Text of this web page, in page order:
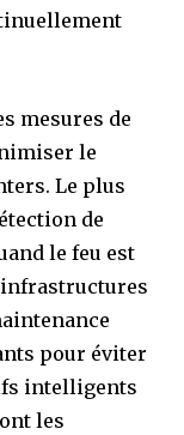
mesures de
le
Le plus
de
le feu est
infrastructures
pour éviter
intelligents
les